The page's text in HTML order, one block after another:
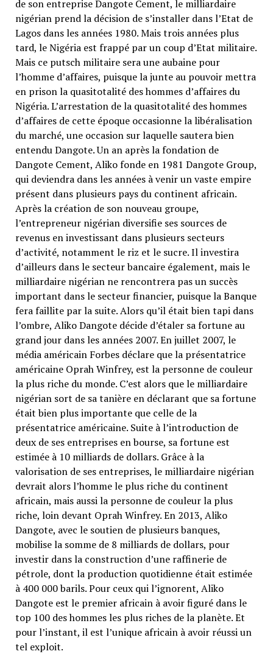
de son entreprise Dangote Cement, le milliardaire
nigérian prend la décision de s’installer dans l’Etat de
Lagos dans les années 1980. Mais trois années plus
tard, le Nigéria est frappé par un coup d’Etat militaire.
Mais ce putsch militaire sera une aubaine pour
l’homme d’affaires, puisque la junte au pouvoir mettra
en prison la quasitotalité des hommes d’affaires du
Nigéria. L’arrestation de la quasitotalité des hommes
d’affaires de cette époque occasionne la libéralisation
du marché, une occasion sur laquelle sautera bien
entendu Dangote. Un an après la fondation de
Dangote Cement, Aliko fonde en 1981 Dangote Group,
qui deviendra dans les années à venir un vaste empire
présent dans plusieurs pays du continent africain.
Après la création de son nouveau groupe,
l’entrepreneur nigérian diversifie ses sources de
revenus en investissant dans plusieurs secteurs
d’activité, notamment le riz et le sucre. Il investira
d’ailleurs dans le secteur bancaire également, mais le
milliardaire nigérian ne rencontrera pas un succès
important dans le secteur financier, puisque la Banque
fera faillite par la suite. Alors qu’il était bien tapi dans
l’ombre, Aliko Dangote décide d’étaler sa fortune au
grand jour dans les années 2007. En juillet 2007, le
média américain Forbes déclare que la présentatrice
américaine Oprah Winfrey, est la personne de couleur
la plus riche du monde. C’est alors que le milliardaire
nigérian sort de sa tanière en déclarant que sa fortune
était bien plus importante que celle de la
présentatrice américaine. Suite à l’introduction de
deux de ses entreprises en bourse, sa fortune est
estimée à 10 milliards de dollars. Grâce à la
valorisation de ses entreprises, le milliardaire nigérian
devrait alors l’homme le plus riche du continent
africain, mais aussi la personne de couleur la plus
riche, loin devant Oprah Winfrey. En 2013, Aliko
Dangote, avec le soutien de plusieurs banques,
mobilise la somme de 8 milliards de dollars, pour
investir dans la construction d’une raffinerie de
pétrole, dont la production quotidienne était estimée
à 400 000 barils. Pour ceux qui l’ignorent, Aliko
Dangote est le premier africain à avoir figuré dans le
top 100 des hommes les plus riches de la planète. Et
pour l’instant, il est l’unique africain à avoir réussi un
tel exploit.